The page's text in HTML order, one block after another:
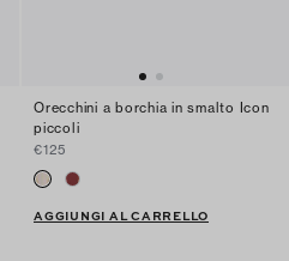
Orecchini a borchia in smalto Icon
piccoli
€125
AGGIUNGI AL CARRELLO